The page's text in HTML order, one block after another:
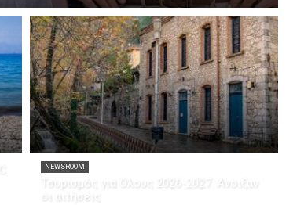
NEWSROOM
Τουρισμός για Όλους 2026-2027: Άνοιξαν
οι αιτήσεις